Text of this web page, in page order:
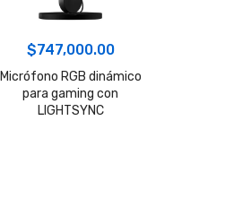
$747,000.00
Micrófono RGB dinámico
para gaming con
LIGHTSYNC